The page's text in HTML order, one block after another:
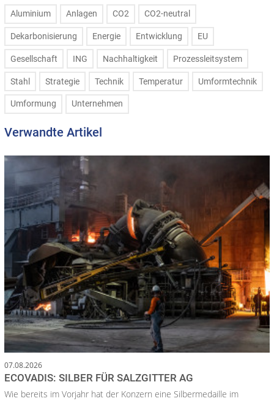
Aluminium Anlagen CO2 CO2-neutral
Dekarbonisierung Energie Entwicklung EU
Gesellschaft ING Nachhaltigkeit Prozessleitsystem
Stahl Strategie Technik Temperatur Umformtechnik
Umformung Unternehmen
Verwandte Artikel
07.08.2026
ECOVADIS: SILBER FÜR SALZGITTER AG
Wie bereits im Vorjahr hat der Konzern eine Silbermedaille im